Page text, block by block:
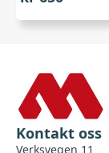
Kontakt oss
Verksvegen 11